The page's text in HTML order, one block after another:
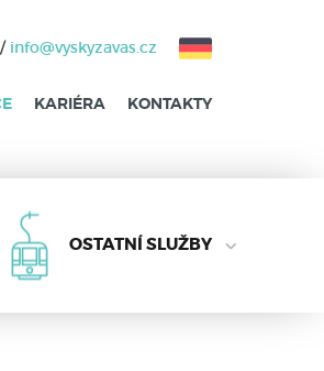
/ info@vyskyzavas.cz
KARIÉRA KONTAKTY
OSTATNÍ SLUŽBY